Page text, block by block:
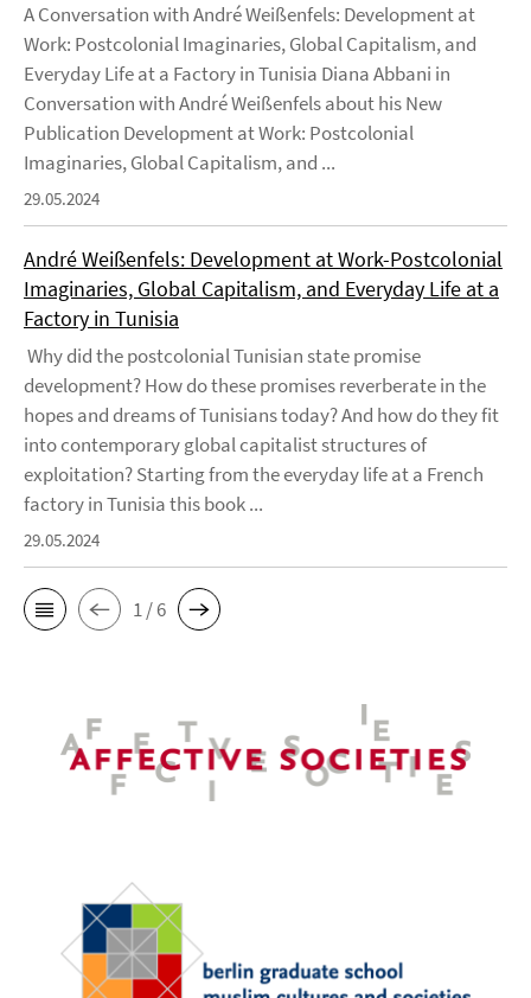
A Conversation with André Weißenfels: Development at
Work: Postcolonial Imaginaries, Global Capitalism, and
Everyday Life at a Factory in Tunisia Diana Abbani in
Conversation with André Weißenfels about his New
Publication Development at Work: Postcolonial
Imaginaries, Global Capitalism, and ...
29.05.2024
André Weißenfels: Development at Work-Postcolonial
Imaginaries, Global Capitalism, and Everyday Life at a
Factory in Tunisia
Why did the postcolonial Tunisian state promise
development? How do these promises reverberate in the
hopes and dreams of Tunisians today? And how do they fit
into contemporary global capitalist structures of
exploitation? Starting from the everyday life at a French
factory in Tunisia this book ...
29.05.2024
1 / 6